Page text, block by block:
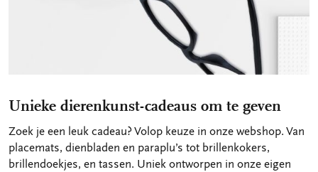
Unieke dierenkunst-cadeaus om te geven
Zoek je een leuk cadeau? Volop keuze in onze webshop. Van
placemats, dienbladen en paraplu’s tot brillenkokers,
brillendoekjes, en tassen. Uniek ontworpen in onze eigen